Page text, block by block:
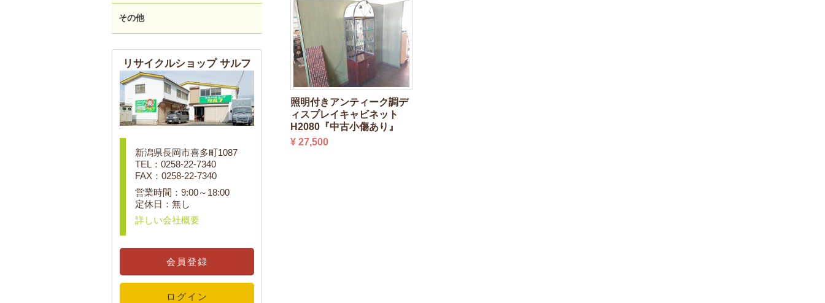
照明付きアンティーク調デ
ィスプレイキャビネット
H2080『中古小傷あり』
¥ 27,500
その他
リサイクルショップ サルフ
新潟県長岡市喜多町1087
TEL：0258-22-7340
FAX：0258-22-7340
営業時間：9:00～18:00
定休日：無し
詳しい会社概要
会員登録
ログイン